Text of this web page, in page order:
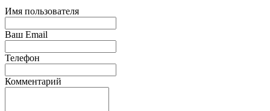
Имя пользователя
Ваш Email
Телефон
Комментарий